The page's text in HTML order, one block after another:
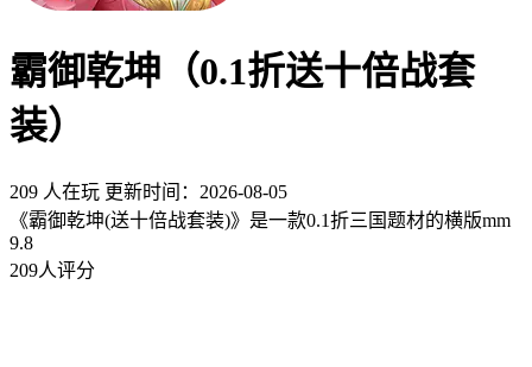
霸御乾坤（0.1折送十倍战套
装）
209 人在玩 更新时间：2026-08-05
《霸御乾坤(送十倍战套装)》是一款0.1折三国题材的横版mm
9.8
209人评分